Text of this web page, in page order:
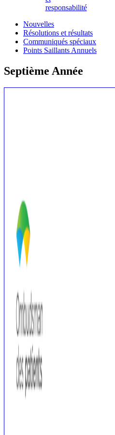
responsabilité
Nouvelles
Résolutions et résultats
Communiqués spéciaux
Points Saillants Annuels
Septième Année